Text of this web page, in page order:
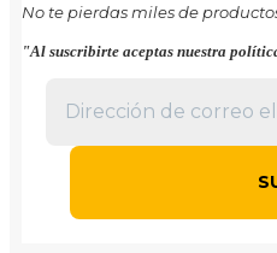
No te pierdas miles de
"Al suscribirte aceptas nuestra